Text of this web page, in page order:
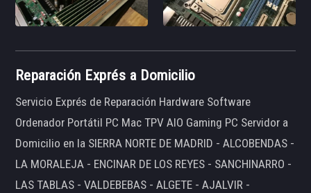
Reparación Exprés a Domicilio
Servicio Exprés de Reparación Hardware Software
Ordenador Portátil PC Mac TPV AIO Gaming PC Servidor a
Domicilio en la SIERRA NORTE DE MADRID - ALCOBENDAS -
LA MORALEJA - ENCINAR DE LOS REYES - SANCHINARRO -
LAS TABLAS - VALDEBEBAS - ALGETE - AJALVIR -